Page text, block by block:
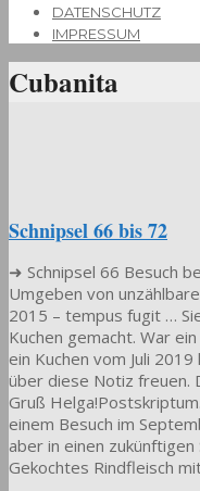
DATENSCHUTZ
IMPRESSUM
Cubanita
Schnipsel 66 bis 72
➜ Schnipsel 66 Besuch
Umgeben von
2015 – tempus fugit …
Kuchen gemacht. War
ein Kuchen vom Juli
über diese Notiz freuen.
Gruß
einem Besuch im
aber in einen
Gekochtes Rindfleisch